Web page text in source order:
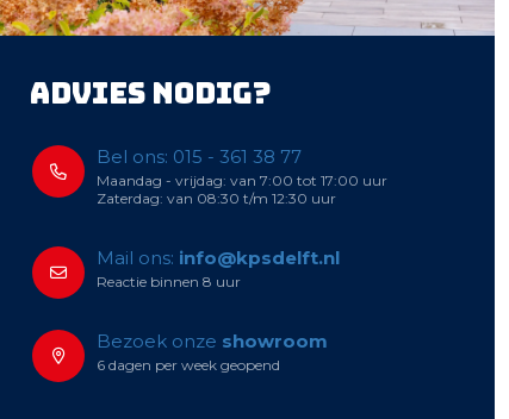
Advies nodig?
Bel ons: 015 - 361 38 77
Maandag - vrijdag: van 7:00 tot 17:00 uur
Zaterdag: van 08:30 t/m 12:30 uur
Mail ons: info@kpsdelft.nl
Reactie binnen 8 uur
Bezoek onze showroom
6 dagen per week geopend